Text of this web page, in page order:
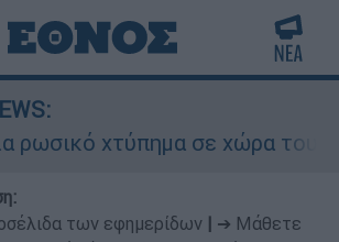
σε χώρα του ΝΑΤΟ - Τα
των εφημερίδων
➔ Μάθετε